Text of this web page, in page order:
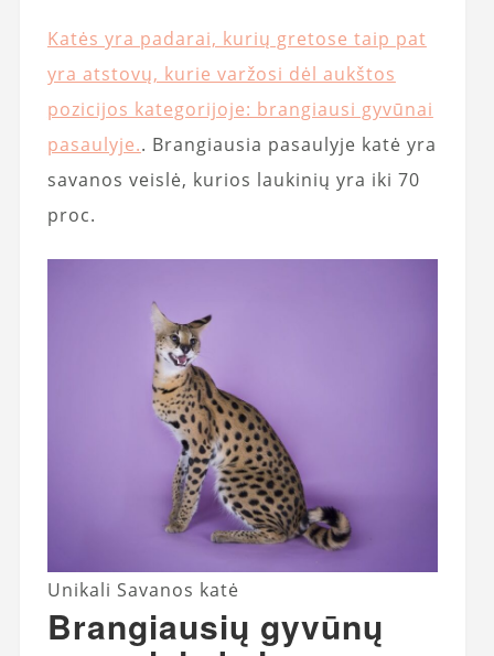
Katės yra padarai, kurių gretose taip pat
yra atstovų, kurie varžosi dėl aukštos
pozicijos kategorijoje: brangiausi gyvūnai
pasaulyje.. Brangiausia pasaulyje katė yra
savanos veislė, kurios laukinių yra iki 70
proc.
Unikali Savanos katė
Brangiausių gyvūnų